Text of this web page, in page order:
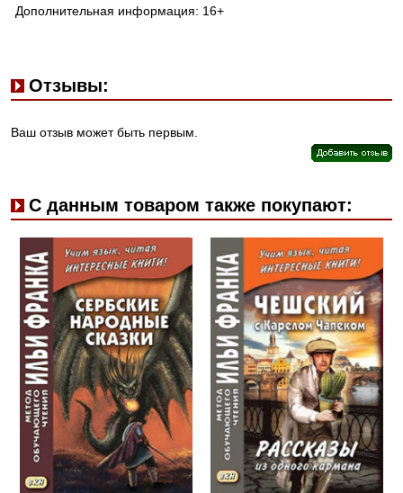
Дополнительная информация: 16+
Отзывы:
Ваш отзыв может быть первым.
С данным товаром также покупают: